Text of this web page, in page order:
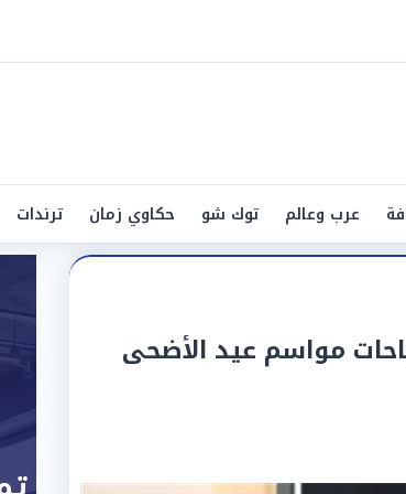
عرب وعالم توك شو حكاوي زمان ترندات
مواسم عيد الأضحى